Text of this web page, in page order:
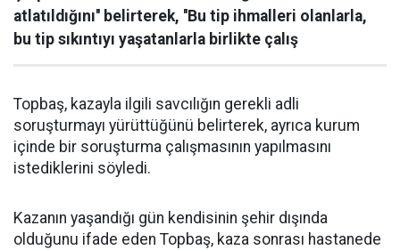
atlatıldığını'' belirterek, ''Bu tip ihmalleri olanlarla,
bu tip sıkıntıyı yaşatanlarla birlikte çalış
Topbaş, kazayla ilgili savcılığın gerekli adli
soruşturmayı yürüttüğünü belirterek, ayrıca kurum
içinde bir soruşturma çalışmasının yapılmasını
istediklerini söyledi.
Kazanın yaşandığı gün kendisinin şehir dışında
olduğunu ifade eden Topbaş, kaza sonrası hastanede